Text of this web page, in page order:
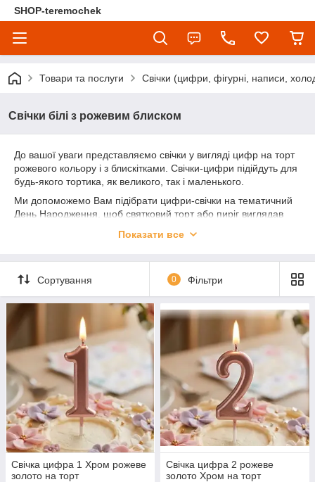
SHOP-teremochek
Товари та послуги Свічки (цифри, фігурні, написи,
Свічки білі з рожевим блиском
До вашої уваги представляємо свічки у вигляді цифр на торт
рожевого кольору і з блискітками. Свічки-цифри підійдуть для
будь-якого тортика, як великого, так і маленького.
Ми допоможемо Вам підібрати цифри-свічки на тематичний
День Народження, щоб святковий торт або пиріг виглядав
свічками для торту, свято буде яскравим і особливим. Свічки-
цифри чудово будуть виглядати на фото і залишать цікаві
спогади про свято.
Показати все
Сортування 0 Фільтри
Свічка цифра 1 Хром рожеве
золото на торт
Свічка цифра 2 рожеве
золото Хром на торт